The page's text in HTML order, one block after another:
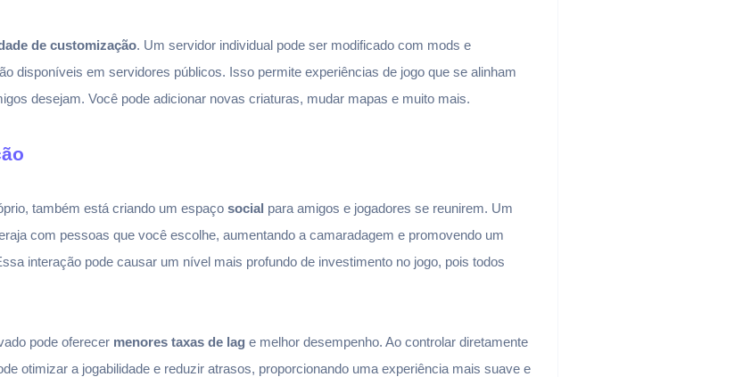
de customização. Um servidor individual pode ser modificado com mods e
disponíveis em servidores públicos. Isso permite experiências de jogo que se alinham
desejam. Você pode adicionar novas criaturas, mudar mapas e muito mais.
também está criando um espaço social para amigos e jogadores se reunirem. Um
com pessoas que você escolhe, aumentando a camaradagem e promovendo um
interação pode causar um nível mais profundo de investimento no jogo, pois todos
pode oferecer menores taxas de lag e melhor desempenho. Ao controlar diretamente
otimizar a jogabilidade e reduzir atrasos, proporcionando uma experiência mais suave e